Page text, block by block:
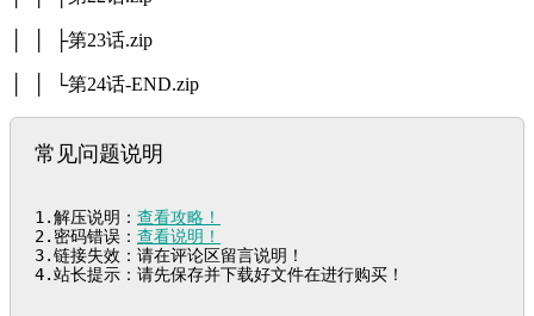
│ │ ├第23话.zip
│ │ └第24话-END.zip
常见问题说明
1.解压说明： 查看攻略！
2.密码错误： 查看说明！
3.链接失效：请在评论区留言说明！
4.站长提示：请先保存并下载好文件在进行购买！